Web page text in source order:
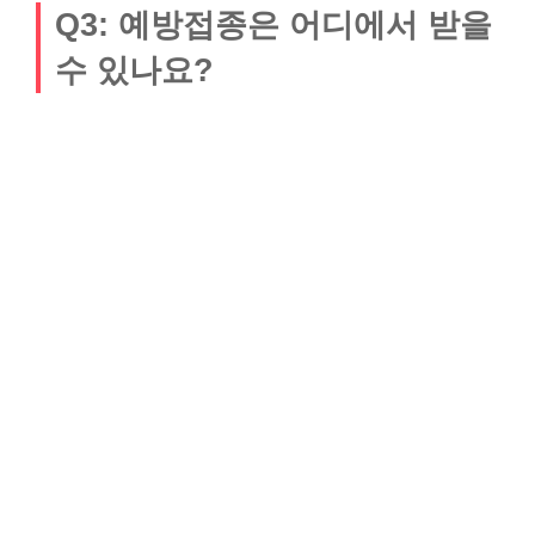
Q3: 예방접종은 어디에서 받을
수 있나요?